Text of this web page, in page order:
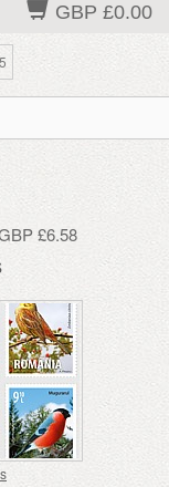
GBP £0.00
£6.58